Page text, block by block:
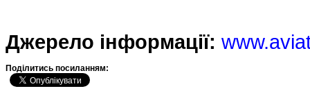
Джерело інформації:
Подiлитись посиланням: